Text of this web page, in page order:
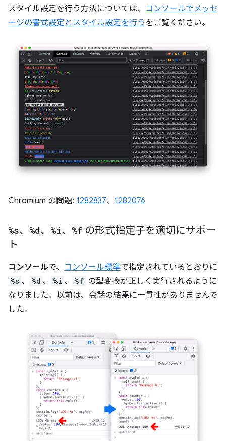
スタイル設定を行う方法については、 コンソールでメッセ
ージの書式設定とスタイル設定を行う をご覧ください。
Chromium の問題: 1282837、 1282076
%s、 %d、 %i、 %f の形式指定子を適切にサポー
ト
コンソールで、 コンソール標準で指定されているとおりに
%s 、 %d 、 %i 、 %f の型変換が正しく実行されるように
なりました。以前は、会話の結果に一貫性がありませんで
した。